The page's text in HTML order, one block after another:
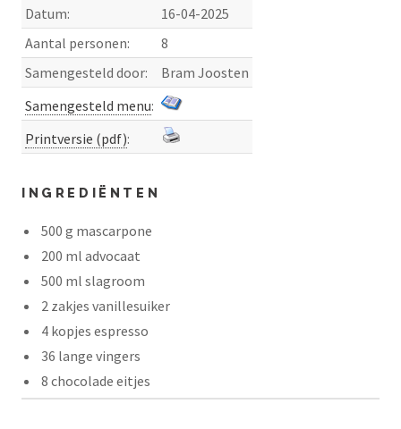
Datum:
16-04-2025
Aantal personen:
8
Samengesteld door:
Bram Joosten
Samengesteld menu:
Printversie (pdf):
INGREDIËNTEN
500 g mascarpone
200 ml advocaat
500 ml slagroom
2 zakjes vanillesuiker
4 kopjes espresso
36 lange vingers
8 chocolade eitjes